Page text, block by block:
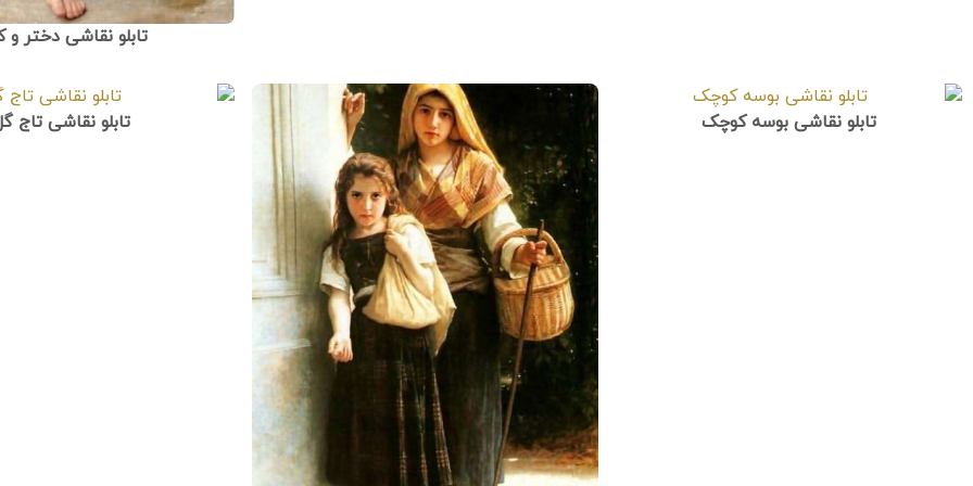
تابلو نقاشی دختر و
تابلو نقاشی بوسه کوچک تابلو نقاشی تاج